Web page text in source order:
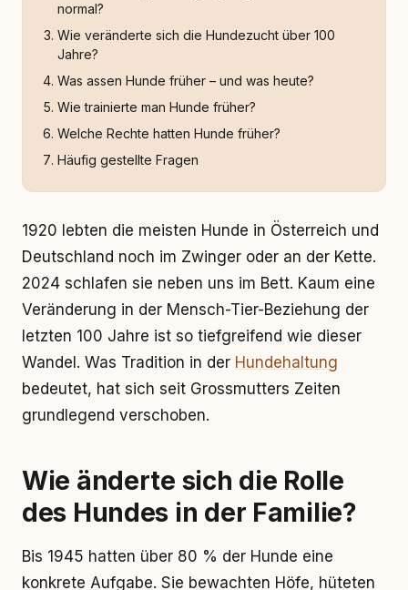
normal?
Wie veränderte sich die Hundezucht über 100
Jahre?
Was assen Hunde früher – und was heute?
Wie trainierte man Hunde früher?
Welche Rechte hatten Hunde früher?
Häufig gestellte Fragen
1920 lebten die meisten Hunde in Österreich und
Deutschland noch im Zwinger oder an der Kette.
2024 schlafen sie neben uns im Bett. Kaum eine
Veränderung in der Mensch-Tier-Beziehung der
letzten 100 Jahre ist so tiefgreifend wie dieser
Wandel. Was Tradition in der Hundehaltung
bedeutet, hat sich seit Grossmutters Zeiten
grundlegend verschoben.
Wie änderte sich die Rolle
des Hundes in der Familie?
Bis 1945 hatten über 80 % der Hunde eine
konkrete Aufgabe. Sie bewachten Höfe, hüteten